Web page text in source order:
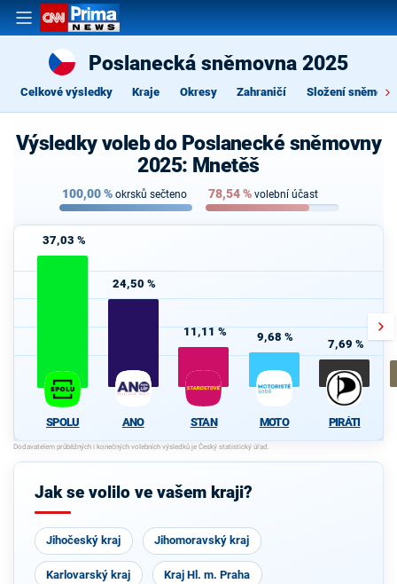
Poslanecká sněmovna 2025
Celkové výsledky Kraje Okresy Zahraničí Složení
Výsledky voleb do Poslanecké sněmovny
2025: Mnetěš
100,00% okrsků sečteno 78,54% volební účast
37,03 %
SPOLU
24,50 %
ANO
11,11 %
STAN
9,68 %
MOTO
7,69 %
PIRÁTI
Jak se volilo ve vašem kraji?
Jihočeský kraj Jihomoravský kraj
Karlovarský kraj Kraj Hl. m. Praha